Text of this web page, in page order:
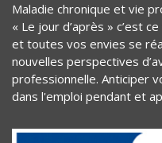
Maladie chronique et vie
« Le jour d’après » c’est
et toutes vos envies se
nouvelles perspectives
professionnelle. Anticiper
dans l'emploi pendant et